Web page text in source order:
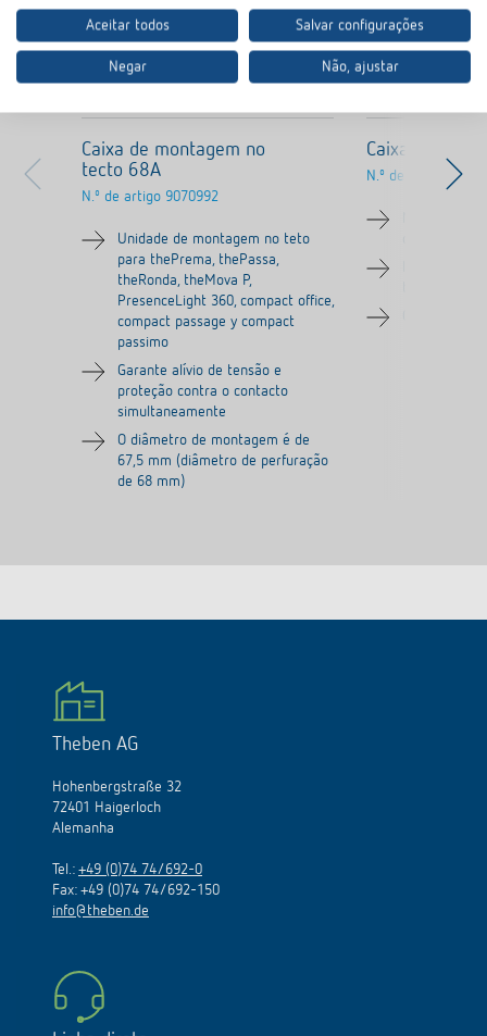
Caixa de montagem no
tecto 68A
N.º de artigo 9070992
Unidade de montagem no teto
para thePrema, thePassa,
theRonda, theMova P,
PresenceLight 360, compact office,
compact passage y compact
passimo
Garante alívio de tensão e
proteção contra o contacto
simultaneamente
O diâmetro de montagem é de
67,5 mm (diâmetro de perfuração
de 68 mm)
Caixa saliente
N.º de artigo
Theben AG
Hohenbergstraße 32
72401 Haigerloch
Alemanha
Tel.: +49 (0)74 74/692-0
Fax: +49 (0)74 74/692-150
info@theben.de
Aceitar todos Salvar configurações
Negar Não, ajustar